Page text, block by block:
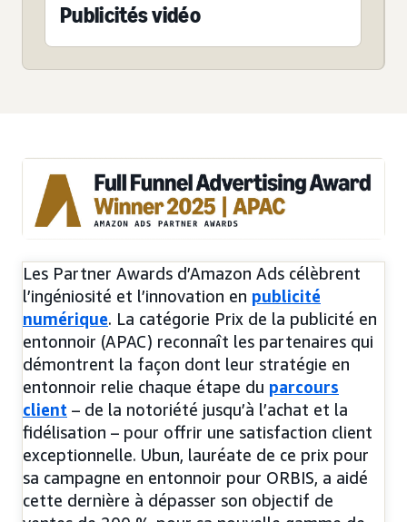
Publicités vidéo
Les Partner Awards d’Amazon Ads célèbrent
l’ingéniosité et l’innovation en publicité
numérique. La catégorie Prix de la publicité en
entonnoir (APAC) reconnaît les partenaires qui
démontrent la façon dont leur stratégie en
entonnoir relie chaque étape du parcours
client – de la notoriété jusqu’à l’achat et la
fidélisation – pour offrir une satisfaction client
exceptionnelle. Ubun, lauréate de ce prix pour
sa campagne en entonnoir pour ORBIS, a aidé
cette dernière à dépasser son objectif de